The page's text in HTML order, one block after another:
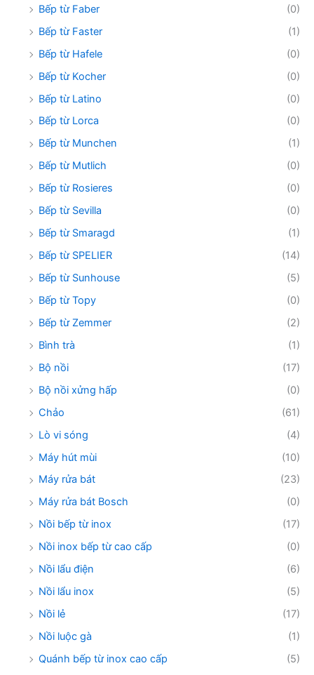
Bếp từ Faber
(0)
Bếp từ Faster
(1)
Bếp từ Hafele
(0)
Bếp từ Kocher
(0)
Bếp từ Latino
(0)
Bếp từ Lorca
(0)
Bếp từ Munchen
(1)
Bếp từ Mutlich
(0)
Bếp từ Rosieres
(0)
Bếp từ Sevilla
(0)
Bếp từ Smaragd
(1)
Bếp từ SPELIER
(14)
Bếp từ Sunhouse
(5)
Bếp từ Topy
(0)
Bếp từ Zemmer
(2)
Bình trà
(1)
Bộ nồi
(17)
Bộ nồi xửng hấp
(0)
Chảo
(61)
Lò vi sóng
(4)
Máy hút mùi
(10)
Máy rửa bát
(23)
Máy rửa bát Bosch
(0)
Nồi bếp từ inox
(17)
Nồi inox bếp từ cao cấp
(0)
Nồi lẩu điện
(6)
Nồi lẩu inox
(5)
Nồi lẻ
(17)
Nồi luộc gà
(1)
Quánh bếp từ inox cao cấp
(5)